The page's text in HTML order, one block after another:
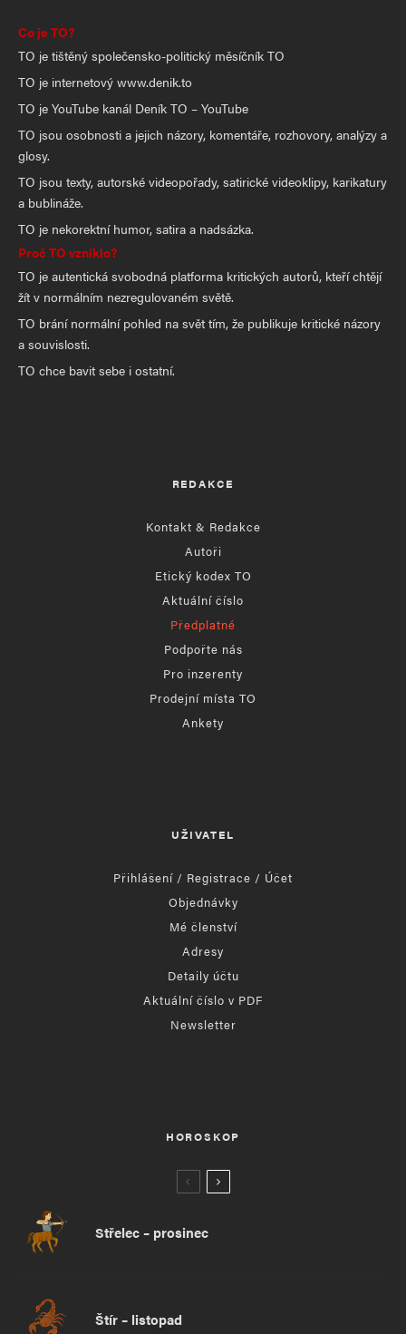
Co je TO?
TO je tištěný společensko-politický měsíčník TO
TO je internetový www.denik.to
TO je YouTube kanál Deník TO – YouTube
TO jsou osobnosti a jejich názory, komentáře, rozhovory, analýzy a
glosy.
TO jsou texty, autorské videopořady, satirické videoklipy, karikatury
a bublináže.
TO je nekorektní humor, satira a nadsázka.
Proč TO vzniklo?
TO je autentická svobodná platforma kritických autorů, kteří chtějí
žít v normálním nezregulovaném světě.
TO brání normální pohled na svět tím, že publikuje kritické názory
a souvislosti.
TO chce bavit sebe i ostatní.
REDAKCE
Kontakt & Redakce
Autoři
Etický kodex TO
Aktuální číslo
Předplatné
Podpořte nás
Pro inzerenty
Prodejní místa TO
Ankety
UŽIVATEL
Přihlášení / Registrace / Účet
Objednávky
Mé členství
Adresy
Detaily účtu
Aktuální číslo v PDF
Newsletter
HOROSKOP
Střelec – prosinec
Štír – listopad